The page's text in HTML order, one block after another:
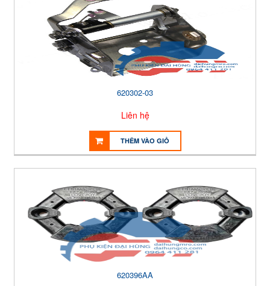
620302-03
Liên hệ
THÊM VÀO GIỎ
620396AA